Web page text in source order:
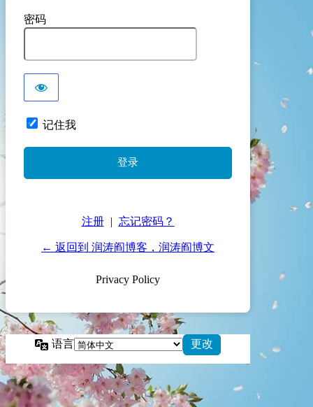
密码
记住我
注册 | 忘记密码？
← 返回到 润涛阎博客，润涛阎博文
Privacy Policy
语言